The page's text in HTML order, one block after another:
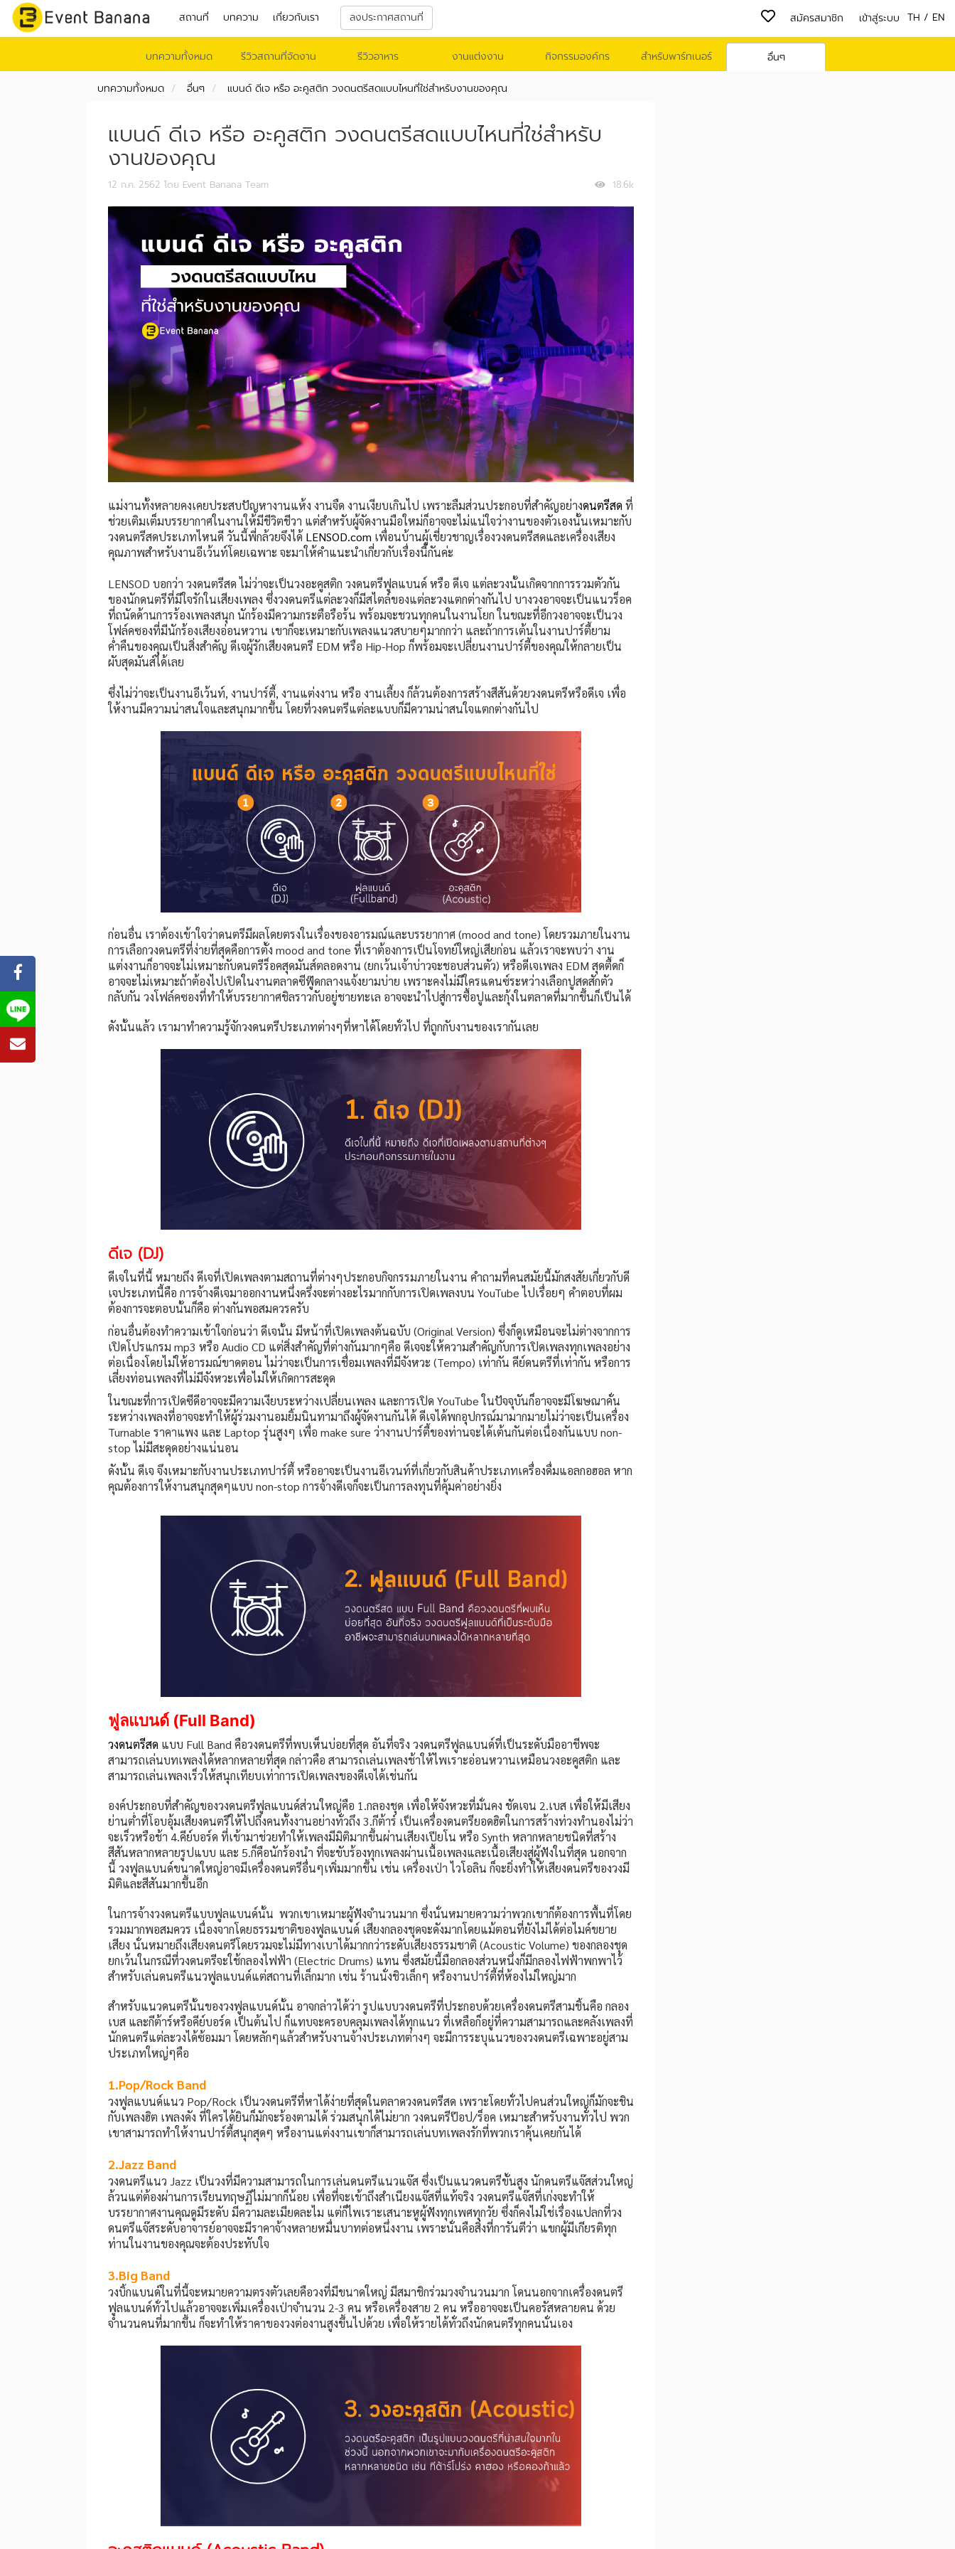
สถานที่ บทความ เกี่ยวกับเรา ลงประกาศสถานที่ TH / EN
สมัครสมาชิก เข้าสู่ระบบ
บทความทั้งหมด รีวิวสถานที่จัดงาน รีวิวอาหาร งานแต่งงาน กิจกรรมองค์กร สำหรับพาร์ทเนอร์ อื่นๆ
บทความทั้งหมด อื่นๆ แบนด์ ดีเจ หรือ อะคูสติก วงดนตรีสดแบบไหนที่ใช่สำหรับงานของคุณ
แบนด์ ดีเจ หรือ อะคูสติก วงดนตรีสดแบบไหนที่ใช่สำหรับ
งานของคุณ
18.6k
12 ก.ค. 2562 โดย Event Banana Team
แม่งานทั้งหลายคงเคยประสบปัญหางานแห้ง งานจืด งานเงียบเกินไป เพราะลืมส่วนประกอบที่สำคัญอย่างดนตรีสด ที่
ช่วยเติมเต็มบรรยากาศในงานให้มีชีวิตชีวา แต่สำหรับผู้จัดงานมือใหม่ก็อาจจะไม่แน่ใจว่างานของตัวเองนั้นเหมาะกับ
วงดนตรีสดประเภทไหนดี วันนี้พี่กล้วยจึงได้ LENSOD.com เพื่อนบ้านผู้เชี่ยวชาญเรื่องวงดนตรีสดและเครื่องเสียง
คุณภาพสำหรับงานอีเว้นท์โดยเฉพาะ จะมาให้คำแนะนำเกี่ยวกับเรื่องนี้กันค่ะ
LENSOD บอกว่า วงดนตรีสด ไม่ว่าจะเป็นวงอะคูสติก วงดนตรีฟูลแบนด์ หรือ ดีเจ แต่ละวงนั้นเกิดจากการรวมตัวกัน
ของนักดนตรีที่มีใจรักในเสียงเพลง ซึ่งวงดนตรีแต่ละวงก็มีสไตล์ของแต่ละวงแตกต่างกันไป บางวงอาจจะเป็นแนวร็อค
ที่ถนัดด้านการร้องเพลงสนุก นักร้องมีความกระตือรือร้น พร้อมจะชวนทุกคนในงานโยก ในขณะที่อีกวงอาจจะเป็นวง
โฟล์คซองที่มีนักร้องเสียงอ่อนหวาน เขาก็จะเหมาะกับเพลงแนวสบายๆมากกว่า และถ้าการเต้นในงานปาร์ตี้ยาม
ค่ำคืนของคุณเป็นสิ่งสำคัญ ดีเจผู้รักเสียงดนตรี EDM หรือ Hip-Hop ก็พร้อมจะเปลี่ยนงานปาร์ตี้ของคุณให้กลายเป็น
ผับสุดมันส์ได้เลย
ซึ่งไม่ว่าจะเป็นงานอีเว้นท์, งานปาร์ตี้, งานแต่งงาน หรือ งานเลี้ยง ก็ล้วนต้องการสร้างสีสันด้วยวงดนตรีหรือดีเจ เพื่อ
ให้งานมีความน่าสนใจและสนุกมากขึ้น โดยที่วงดนตรีแต่ละแบบก็มีความน่าสนใจแตกต่างกันไป
ก่อนอื่น เราต้องเข้าใจว่าดนตรีมีผลโดยตรงในเรื่องของอารมณ์และบรรยากาศ (mood and tone) โดยรวมภายในงาน
การเลือกวงดนตรีที่ง่ายที่สุดคือการตั้ง mood and tone ที่เราต้องการเป็นโจทย์ใหญ่เสียก่อน แล้วเราจะพบว่า งาน
แต่งงานก็อาจจะไม่เหมาะกับดนตรีร็อคสุดมันส์ตลอดงาน (ยกเว้นเจ้าบ่าวจะชอบส่วนตัว) หรือดีเจเพลง EDM สุดตื้ดก็
อาจจะไม่เหมาะถ้าต้องไปเปิดในงานตลาดซีฟู๊ดกลางแจ้งยามบ่าย เพราะคงไม่มีใครแดนซ์ระหว่างเลือกปูสดสักตัว
กลับกัน วงโฟล์คซองที่ทำให้บรรยากาศชิลราวกับอยู่ชายทะเล อาจจะนำไปสู่การซื้อปูและกุ้งในตลาดที่มากขึ้นก็เป็นได้
ดังนั้นแล้ว เรามาทำความรู้จักวงดนตรีประเภทต่างๆที่หาได้โดยทั่วไป ที่ถูกกับงานของเรากันเลย
ดีเจ (DJ)
ดีเจในที่นี้ หมายถึง ดีเจที่เปิดเพลงตามสถานที่ต่างๆประกอบกิจกรรมภายในงาน คำถามที่คนสมัยนี้มักสงสัยเกี่ยวกับดี
เจประเภทนี้คือ การจ้างดีเจมาออกงานหนึ่งครึ่งจะต่างอะไรมากกับการเปิดเพลงบน YouTube ไปเรื่อยๆ คำตอบที่ผม
ต้องการจะตอบนั้นก็คือ ต่างกันพอสมควรครับ
ก่อนอื่นต้องทำความเข้าใจก่อนว่า ดีเจนั้น มีหน้าที่เปิดเพลงต้นฉบับ (Original Version) ซึ่งก็ดูเหมือนจะไม่ต่างจากการ
เปิดโปรแกรม mp3 หรือ Audio CD แต่สิ่งสำคัญที่ต่างกันมากๆคือ ดีเจจะให้ความสำคัญกับการเปิดเพลงทุกเพลงอย่าง
ต่อเนื่องโดยไม่ให้อารมณ์ขาดตอน ไม่ว่าจะเป็นการเชื่อมเพลงที่มีจังหวะ (Tempo) เท่ากัน คีย์ดนตรีที่เท่ากัน หรือการ
เลี่ยงท่อนเพลงที่ไม่มีจังหวะเพื่อไม่ให้เกิดการสะดุด
ในขณะที่การเปิดซีดีอาจจะมีความเงียบระหว่างเปลี่ยนเพลง และการเปิด YouTube ในปัจจุบันก็อาจจะมีโฆษณาคั่น
ระหว่างเพลงที่อาจจะทำให้ผู้ร่วมงานอมยิ้มนินทามาถึงผู้จัดงานกันได้ ดีเจได้พกอุปกรณ์มามากมายไม่ว่าจะเป็นเครื่อง
Turnable ราคาแพง และ Laptop รุ่นสูงๆ เพื่อ make sure ว่างานปาร์ตี้ของท่านจะได้เต้นกันต่อเนื่องกันแบบ non-
stop ไม่มีสะดุดอย่างแน่นอน
ดังนั้น ดีเจ จึงเหมาะกับงานประเภทปาร์ตี้ หรืออาจะเป็นงานอีเวนท์ที่เกี่ยวกับสินค้าประเภทเครื่องดื่มแอลกอฮอล หาก
คุณต้องการให้งานสนุกสุดๆแบบ non-stop การจ้างดีเจก็จะเป็นการลงทุนที่คุ้มค่าอย่างยิ่ง
ฟูลแบนด์ (Full Band)
วงดนตรีสด แบบ Full Band คือวงดนตรีที่พบเห็นบ่อยที่สุด อันที่จริง วงดนตรีฟูลแบนด์ที่เป็นระดับมืออาชีพจะ
สามารถเล่นบทเพลงได้หลากหลายที่สุด กล่าวคือ สามารถเล่นเพลงช้าให้ไพเราะอ่อนหวานเหมือนวงอะคูสติก และ
สามารถเล่นเพลงเร็วให้สนุกเทียบเท่าการเปิดเพลงของดีเจได้เช่นกัน
องค์ประกอบที่สำคัญของวงดนตรีฟูลแบนด์ส่วนใหญ่คือ 1.กลองชุด เพื่อให้จังหวะที่มั่นคง ชัดเจน 2.เบส เพื่อให้มีเสียง
ย่านต่ำที่โอบอุ้มเสียงดนตรีให้ไปถึงคนทั้งงานอย่างทั่วถึง 3.กีต้าร์ เป็นเครื่องดนตรียอดฮิตในการสร้างท่วงทำนองไม่ว่า
จะเร็วหรือช้า 4.คีย์บอร์ด ที่เข้ามาช่วยทำให้เพลงมีมิติมากขึ้นผ่านเสียงเปียโน หรือ Synth หลากหลายชนิดที่สร้าง
สีสันหลากหลายรูปแบบ และ 5.ก็คือนักร้องนำ ที่จะขับร้องทุกเพลงผ่านเนื้อเพลงและเนื้อเสียงสู่ผู้ฟังในที่สุด นอกจาก
นี้ วงฟูลแบนด์ขนาดใหญ่อาจมีเครื่องดนตรีอื่นๆเพิ่มมากขึ้น เช่น เครื่องเป่า ไวโอลิน ก็จะยิ่งทำให้เสียงดนตรีของวงมี
มิติและสีสันมากขึ้นอีก
ในการจ้างวงดนตรีแบบฟูลแบนด์นั้น พวกเขาเหมาะผู้ฟังจำนวนมาก ซึ่งนั่นหมายความว่าพวกเขาก็ต้องการพื้นที่โดย
รวมมากพอสมควร เนื่องจากโดยธรรมชาติของฟูลแบนด์ เสียงกลองชุดจะดังมากโดยแม้ตอนที่ยังไม่ได้ต่อไมค์ขยาย
เสียง นั่นหมายถึงเสียงดนตรีโดยรวมจะไม่มีทางเบาได้มากกว่าระดับเสียงธรรมชาติ (Acoustic Volume) ของกลองชุด
ยกเว้นในกรณีที่วงดนตรีจะใช้กลองไฟฟ้า (Electric Drums) แทน ซึ่งสมัยนี้มือกลองส่วนหนึ่งก็มีกลองไฟฟ้าพกพาไว้
สำหรับเล่นดนตรีแนวฟูลแบนด์แต่สถานที่เล็กมาก เช่น ร้านนั่งชิวเล็กๆ หรืองานปาร์ตี้ที่ห้องไม่ใหญ่มาก
สำหรับแนวดนตรีนั้นของวงฟูลแบนด์นั้น อาจกล่าวได้ว่า รูปแบบวงดนตรีที่ประกอบด้วยเครื่องดนตรีสามชิ้นคือ กลอง
เบส และกีต้าร์หรือคีย์บอร์ด เป็นต้นไป ก็แทบจะครอบคลุมเพลงได้ทุกแนว ที่เหลือก็อยู่ที่ความสามารถและคลังเพลงที่
นักดนตรีแต่ละวงได้ซ้อมมา โดยหลักๆแล้วสำหรับงานจ้างประเภทต่างๆ จะมีการระบุแนวของวงดนตรีเฉพาะอยู่สาม
ประเภทใหญ่ๆคือ
1.Pop/Rock Band
วงฟูลแบนด์แนว Pop/Rock เป็นวงดนตรีที่หาได้ง่ายที่สุดในตลาดวงดนตรีสด เพราะโดยทั่วไปคนส่วนใหญ่ก็มักจะชิน
กับเพลงฮิต เพลงดัง ที่ใครได้ยินก็มักจะร้องตามได้ ร่วมสนุกได้ไม่ยาก วงดนตรีป๊อป/ร็อค เหมาะสำหรับงานทั่วไป พวก
เขาสามารถทำให้งานปาร์ตี้สนุกสุดๆ หรืองานแต่งงานเขาก็สามารถเล่นบทเพลงรักที่พวกเราคุ้นเคยกันได้
2.Jazz Band
วงดนตรีแนว Jazz เป็นวงที่มีความสามารถในการเล่นดนตรีแนวแจ๊ส ซึ่งเป็นแนวดนตรีขั้นสูง นักดนตรีแจ๊สส่วนใหญ่
ล้วนแต่ต้องผ่านการเรียนทฤษฏีไม่มากก็น้อย เพื่อที่จะเข้าถึงสำเนียงแจ๊สที่แท้จริง วงดนตรีแจ๊สที่เก่งจะทำให้
บรรยากาศงานคุณดูมีระดับ มีความละเมียดละไม แต่ก็ไพเราะเสนาะหูผู้ฟังทุกเพศทุกวัย ซึ่งก็คงไม่ใช่เรื่องแปลกที่วง
ดนตรีแจ๊สระดับอาจารย์อาจจะมีราคาจ้างหลายหมื่นบาทต่อหนึ่งงาน เพราะนั่นคือสิ่งที่การันตีว่า แขกผู้มีเกียรติทุก
ท่านในงานของคุณจะต้องประทับใจ
3.Big Band
วงบิ้กแบนด์ในที่นี้จะหมายความตรงตัวเลยคือวงที่มีขนาดใหญ่ มีสมาชิกร่วมวงจำนวนมาก โดนนอกจากเครื่องดนตรี
ฟูลแบนด์ทั่วไปแล้วอาจจะเพิ่มเครื่องเป่าจำนวน 2-3 คน หรือเครื่องสาย 2 คน หรืออาจจะเป็นคอรัสหลายคน ด้วย
จำนวนคนที่มากขึ้น ก็จะทำให้ราคาของวงต่องานสูงขึ้นไปด้วย เพื่อให้รายได้ทั่วถึงนักดนตรีทุกคนนั่นเอง